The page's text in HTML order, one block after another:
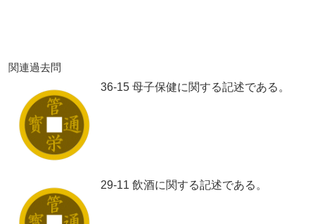
関連過去問
36-15 母子保健に関する記述である。
29-11 飲酒に関する記述である。